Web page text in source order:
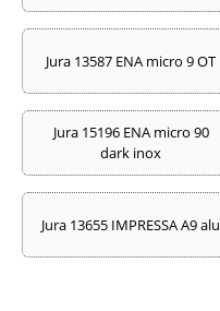
Jura 13587 ENA micro 9 OT
Jura 15196 ENA micro 90
dark inox
Jura 13655 IMPRESSA A9 alu